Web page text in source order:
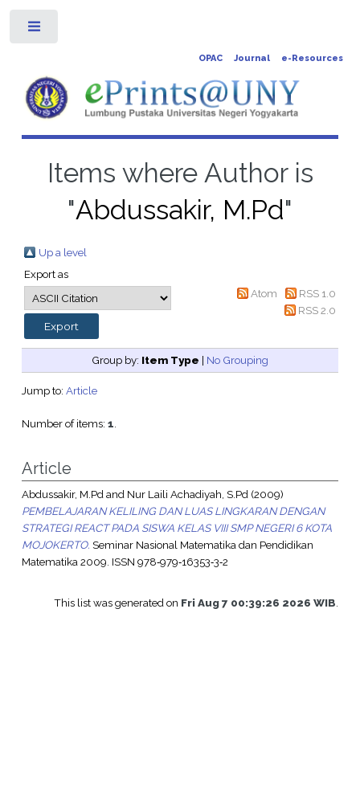
OPAC Journal e-Resources
Items where Author is
"Abdussakir, M.Pd"
Up a level
Export as
Atom
RSS 1.0
RSS 2.0
Group by: Item Type | No Grouping
Jump to: Article
Number of items: 1.
Article
Abdussakir, M.Pdand Nur Laili Achadiyah, S.Pd(2009)
PEMBELAJARAN KELILING DAN LUAS LINGKARAN DENGAN
STRATEGI REACT PADA SISWA KELAS VIII SMP NEGERI 6 KOTA
MOJOKERTO. Seminar Nasional Matematika dan Pendidikan
Matematika 2009. ISSN 978‐979‐16353‐3‐2
This list was generated on Fri Aug 7 00:39:26 2026 WIB.